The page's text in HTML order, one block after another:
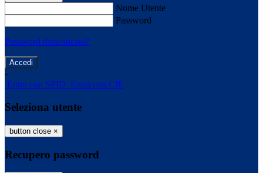
Nome Utente
Password
Password dimenticata?
-
Entra con SPID Entra con CIE
Seleziona utente
button close ×
Recupero password